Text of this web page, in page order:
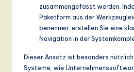
zusammengefasst werden.
Paketform aus der
benennen, erstellen Sie eine
Navigation in der
Dieser Ansatz ist besonders
Systeme, wie